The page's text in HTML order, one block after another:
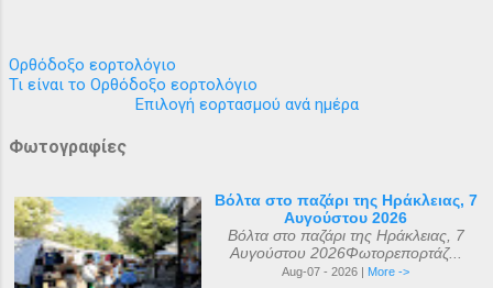
Ορθόδοξο εορτολόγιο
Τι είναι το Ορθόδοξο εορτολόγιο
Επιλογή εορτασμού ανά ημέρα
Φωτογραφίες
Βόλτα στο παζάρι της Ηράκλειας, 7
Αυγούστου 2026
Βόλτα στο παζάρι της Ηράκλειας, 7
Αυγούστου 2026Φωτορεπορτάζ...
Aug-07 - 2026 | More ->